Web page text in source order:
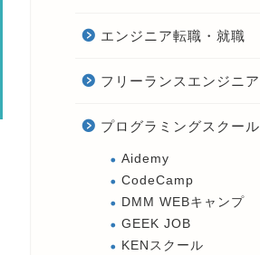
エンジニア転職・就職
フリーランスエンジニア
プログラミングスクール
Aidemy
CodeCamp
DMM WEBキャンプ
GEEK JOB
KENスクール